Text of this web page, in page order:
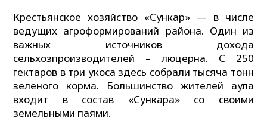
Крестьянское хозяйство «Сункар» — в числе
ведущих агроформирований района. Один из
важных источников дохода
сельхозпроизводителей – люцерна. С 250
гектаров в три укоса здесь собрали тысяча тонн
зеленого корма. Большинство жителей аула
входит в состав «Сункара» со своими
земельными паями.